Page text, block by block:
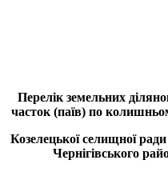
Перелік земельних
часток (паїв) по
Козелецької селищної
Чернігівського